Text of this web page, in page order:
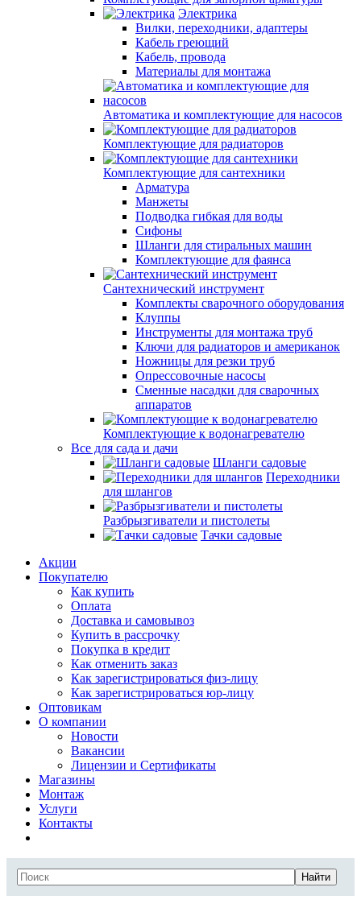
Электрика
Вилки, переходники, адаптеры
Кабель греющий
Кабель, провода
Материалы для монтажа
Автоматика и комплектующие для насосов
Комплектующие для радиаторов
Комплектующие для сантехники
Арматура
Манжеты
Подводка гибкая для воды
Сифоны
Шланги для стиральных машин
Комплектующие для фаянса
Сантехнический инструмент
Комплекты сварочного оборудования
Клуппы
Инструменты для монтажа труб
Ключи для радиаторов и американок
Ножницы для резки труб
Опрессовочные насосы
Сменные насадки для сварочных
аппаратов
Комплектующие к водонагревателю
Все для сада и дачи
Шланги садовые
Переходники
для шлангов
Разбрызгиватели и пистолеты
Тачки садовые
Акции
Покупателю
Как купить
Оплата
Доставка и самовывоз
Купить в рассрочку
Покупка в кредит
Как отменить заказ
Как зарегистрироваться физ-лицу
Как зарегистрироваться юр-лицу
Оптовикам
О компании
Новости
Вакансии
Лицензии и Сертификаты
Магазины
Монтаж
Услуги
Контакты
Найти